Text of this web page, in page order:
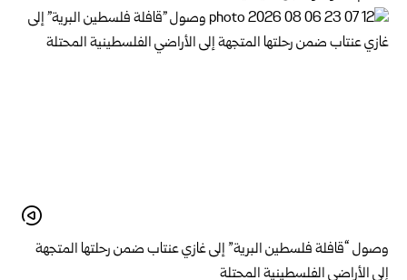
وصول “قافلة فلسطين البرية” إلى غازي عنتاب ضمن رحلتها المتجهة
إلى الأراضي الفلسطينية المحتلة